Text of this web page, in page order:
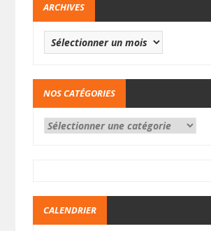
ARCHIVES
NOS CATÉGORIES
CALENDRIER